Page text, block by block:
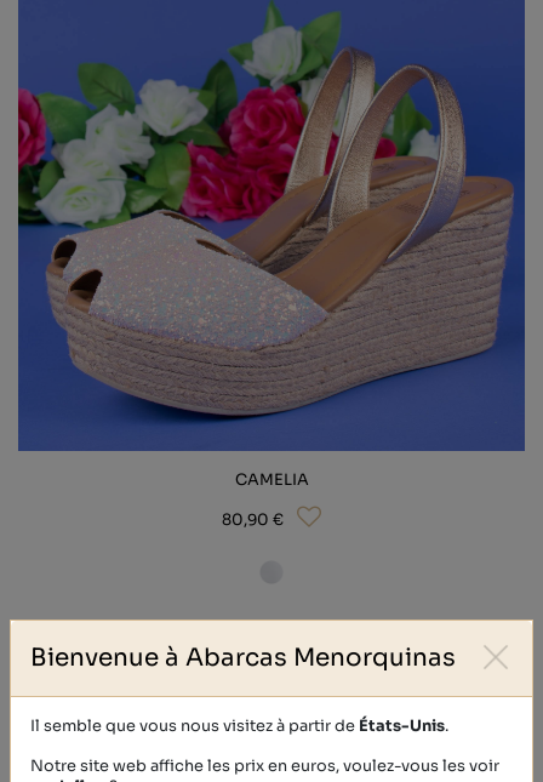
CAMELIA
80,90 €
Bienvenue à Abarcas Menorquinas
Il semble que vous nous visitez à partir de États-Unis.
Notre site web affiche les prix en euros, voulez-vous les voir